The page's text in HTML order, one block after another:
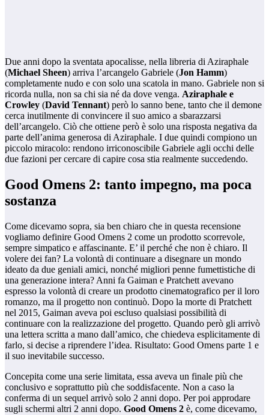
Due anni dopo la sventata apocalisse, nella libreria di Aziraphale
(Michael Sheen) arriva l’arcangelo Gabriele (Jon Hamm)
completamente nudo e con solo una scatola in mano. Gabriele non si
ricorda nulla, non sa chi sia né da dove venga. Aziraphale e
Crowley (David Tennant) però lo sanno bene, tanto che il demone
cerca inutilmente di convincere il suo amico a sbarazzarsi
dell’arcangelo. Ciò che ottiene però è solo una risposta negativa da
parte dell’anima generosa di Aziraphale. I due quindi compiono un
piccolo miracolo: rendono irriconoscibile Gabriele agli occhi delle
due fazioni per cercare di capire cosa stia realmente succedendo.
Good Omens 2: tanto impegno, ma poca
sostanza
Come dicevamo sopra, sia ben chiaro che in questa recensione
vogliamo definire Good Omens 2 come un prodotto scorrevole,
sempre simpatico e affascinante. E’ il perché che non è chiaro. Il
volere dei fan? La volontà di continuare a disegnare un mondo
ideato da due geniali amici, nonché migliori penne fumettistiche di
una generazione intera? Anni fa Gaiman e Pratchett avevano
espresso la volontà di creare un prodotto cinematografico per il loro
romanzo, ma il progetto non continuò. Dopo la morte di Pratchett
nel 2015, Gaiman aveva poi escluso qualsiasi possibilità di
continuare con la realizzazione del progetto. Quando però gli arrivò
una lettera scritta a mano dall’amico, che chiedeva esplicitamente di
farlo, si decise a riprendere l’idea. Risultato: Good Omens parte 1 e
il suo inevitabile successo.
Concepita come una serie limitata, essa aveva un finale più che
conclusivo e soprattutto più che soddisfacente. Non a caso la
conferma di un sequel arrivò solo 2 anni dopo. Per poi approdare
sugli schermi altri 2 anni dopo. Good Omens 2 è, come dicevamo,